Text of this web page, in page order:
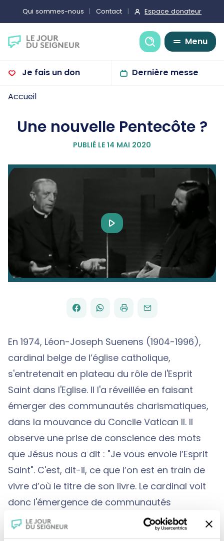
Qui sommes-nous Contact Espace donateur
Recherche
Menu
Je fais un don Dernière messe
Accueil
Une nouvelle Pentecôte ?
PUBLIÉ LE 14 MAI 2020
PARTAGER
FACEBOOK
PARTAGER
WHATSAPP
IMPRIMERENVOYER
PAR
EMAIL
En 1974, Léon-Joseph Suenens (1904-1996),
cardinal belge de l’église catholique,
s'entretenait en plateau du rôle de l'Esprit
Saint dans l'Eglise. Il l'a réveillée en faisant
émerger des communautés charismatiques,
dans la mouvance du Concile Vatican II. Il
observe une prise de conscience des mots
que Jésus nous a dit : "Je vous envoie l’Esprit
Saint". C'est, dit-il, ce que l’on est en train de
vivre d’où le titre de son livre. Le cardinal voit
donc l'émergence de communautés
charismatiques comme le signe de l'Esprit
Saint qui se manifeste au sein de l'Eglise.